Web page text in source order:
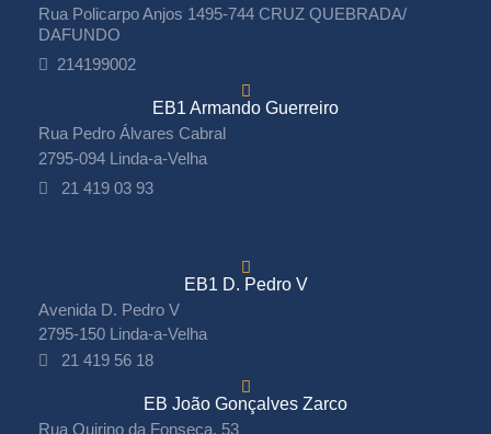
Rua Policarpo Anjos 1495-744 CRUZ QUEBRADA/
DAFUNDO
214199002
EB1 Armando Guerreiro
Rua Pedro Álvares Cabral
2795-094 Linda-a-Velha
21 419 03 93
EB1 D. Pedro V
Avenida D. Pedro V
2795-150 Linda-a-Velha
21 419 56 18
EB João Gonçalves Zarco
Rua Quirino da Fonseca, 53